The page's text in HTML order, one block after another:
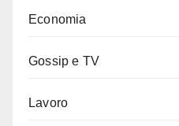
Economia
Gossip e TV
Lavoro